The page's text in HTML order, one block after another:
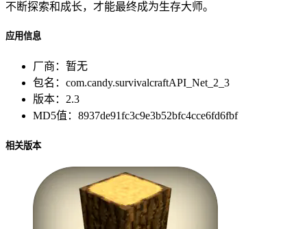
不断探索和成长，才能最终成为生存大师。
应用信息
厂商： 暂无
包名： com.candy.survivalcraftAPI_Net_2_3
版本： 2.3
MD5值： 8937de91fc3c9e3b52bfc4cce6fd6fbf
相关版本